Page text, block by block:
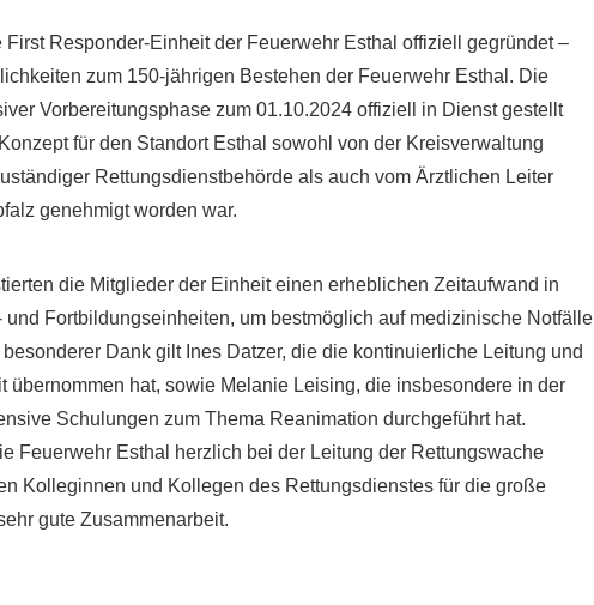
First Responder-Einheit der Feuerwehr Esthal offiziell gegründet –
zum 150-jährigen Bestehen der Feuerwehr Esthal. Die
Vorbereitungsphase zum 01.10.2024 offiziell in Dienst gestellt
für den Standort Esthal sowohl von der Kreisverwaltung
Rettungsdienstbehörde als auch vom Ärztlichen Leiter
genehmigt worden war.
die Mitglieder der Einheit einen erheblichen Zeitaufwand in
Fortbildungseinheiten, um bestmöglich auf medizinische Notfälle
Dank gilt Ines Datzer, die die kontinuierliche Leitung und
übernommen hat, sowie Melanie Leising, die insbesondere in der
Schulungen zum Thema Reanimation durchgeführt hat.
Feuerwehr Esthal herzlich bei der Leitung der Rettungswache
Kolleginnen und Kollegen des Rettungsdienstes für die große
gute Zusammenarbeit.